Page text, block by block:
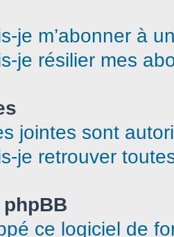
je m’abonner à
je résilier mes
jointes sont
je retrouver
ce logiciel de